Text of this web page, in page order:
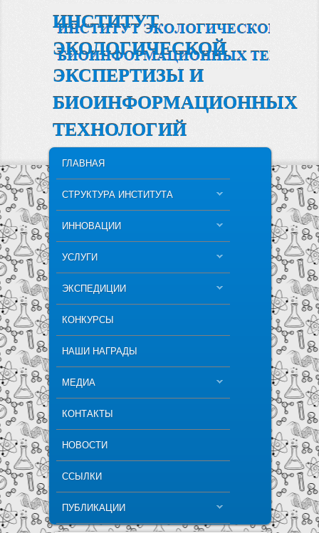
ИНСТИТУТ
ЭКОЛОГИЧЕСКОЙ
ЭКСПЕРТИЗЫ И
БИОИНФОРМАЦИОННЫХ
ТЕХНОЛОГИЙ
SKIP TO PRIMARY CONTENT
SKIP TO SECONDARY CONTENT
ГЛАВНАЯ
СТРУКТУРА ИНСТИТУТА
ИННОВАЦИИ
УСЛУГИ
ЭКСПЕДИЦИИ
КОНКУРСЫ
НАШИ НАГРАДЫ
МЕДИА
КОНТАКТЫ
НОВОСТИ
ССЫЛКИ
ПУБЛИКАЦИИ